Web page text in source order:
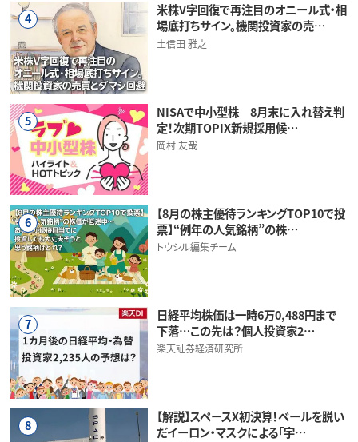
4
米株V字回復で再注目のオニール式・相
場底打ちサイン。機関投資家の売…
土信田 雅之
5
NISAで中小型株 8月末に入れ替え判
定！次期TOPIX新規採用候…
岡村 友哉
6
【8月の株主優待ランキングTOP10で投
票】“例年の人気銘柄”の株…
トウシル編集チーム
7
日経平均株価は一時6万0,488円まで
下落…この先は？個人投資家2…
楽天証券経済研究所
8
【解説】スペースX初決算！ベールを脱い
だイーロン・マスクによる「宇…